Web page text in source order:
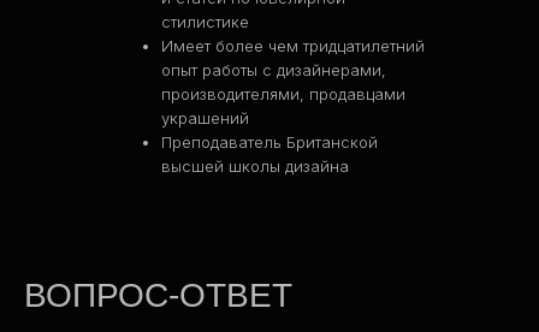
стилистике
Имеет более чем тридцатилетний
опыт работы с дизайнерами,
производителями, продавцами
украшений
Преподаватель Британской
высшей школы дизайна
ВОПРОС-ОТВЕТ
РАЗДЕЛЫ
Дисциплины
Об институте
Эксперты
Сотрудничество
Контакты
Согласие на получение